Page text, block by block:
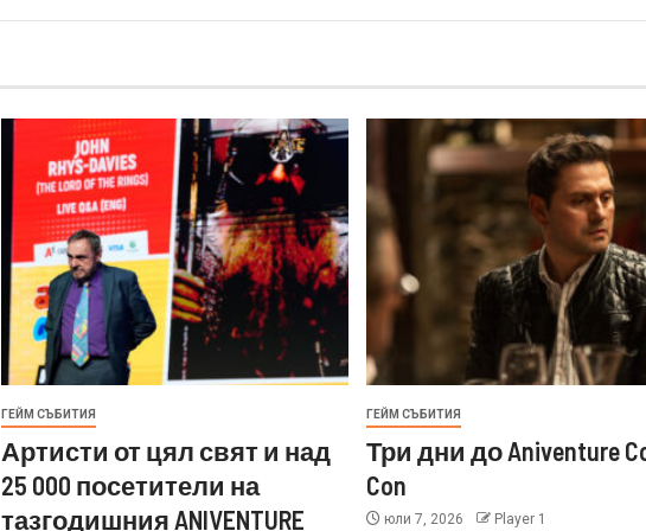
ГЕЙМ СЪБИТИЯ
Артисти от цял свят и над
25 000 посетители на
тазгодишния ANIVENTURE
ГЕЙМ СЪБИТИЯ
Три дни до Aniventure
Con
юли 7, 2026 Player 1